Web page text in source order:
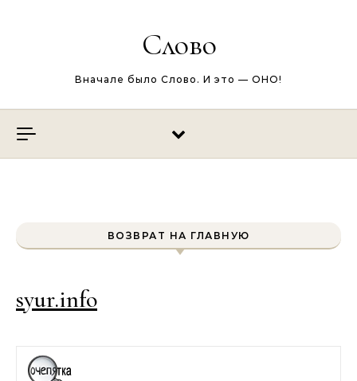
Слово
Вначале было Слово. И это — ОНО!
ВОЗВРАТ НА ГЛАВНУЮ
syur.info